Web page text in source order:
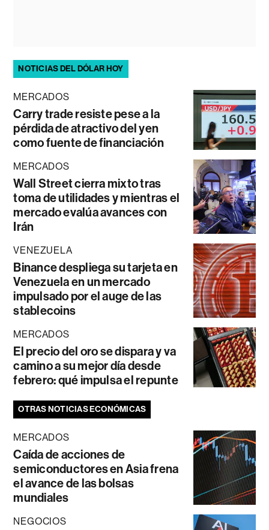
NOTICIAS DEL DÓLAR HOY
MERCADOS
Carry trade resiste pese a la
pérdida de atractivo del yen
como fuente de financiación
MERCADOS
Wall Street cierra mixto tras
toma de utilidades y mientras el
mercado evalúa avances con
Irán
VENEZUELA
Binance despliega su tarjeta en
Venezuela en un mercado
impulsado por el auge de las
stablecoins
MERCADOS
El precio del oro se dispara y va
camino a su mejor día desde
febrero: qué impulsa el repunte
OTRAS NOTICIAS ECONÓMICAS
MERCADOS
Caída de acciones de
semiconductores en Asia frena
el avance de las bolsas
mundiales
NEGOCIOS